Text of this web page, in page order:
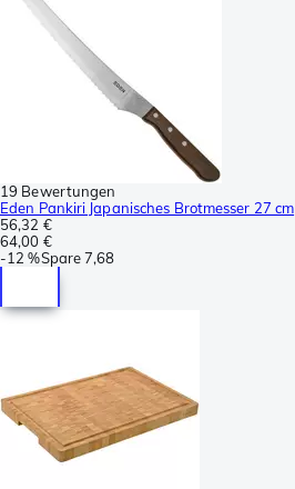
19 Bewertungen
Eden Pankiri Japanisches Brotmesser 27 cm
56,32 €
64,00 €
-12 %Spare7,68